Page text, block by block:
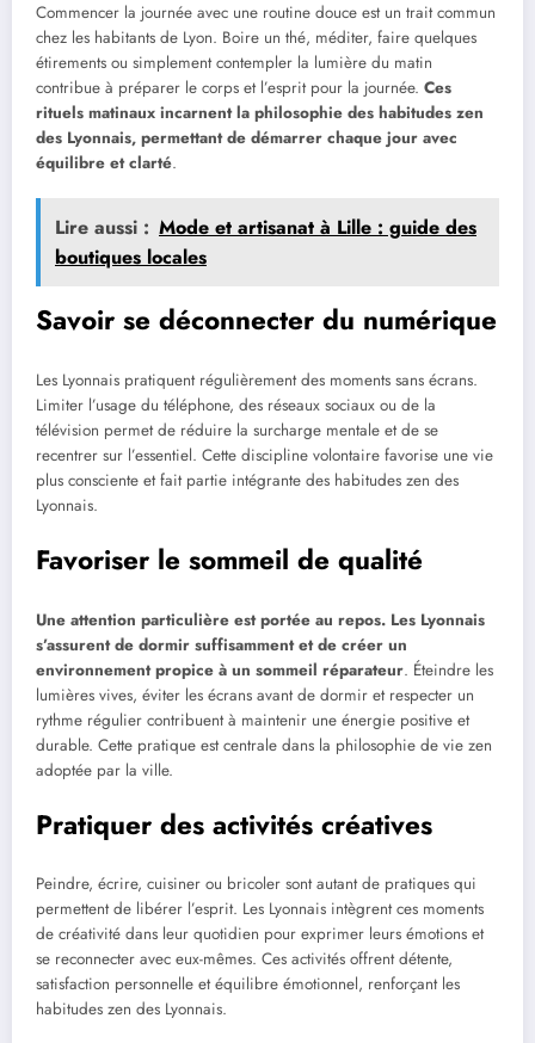
Commencer la journée avec une routine douce est un trait commun
chez les habitants de Lyon. Boire un thé, méditer, faire quelques
étirements ou simplement contempler la lumière du matin
contribue à préparer le corps et l’esprit pour la journée. Ces
rituels matinaux incarnent la philosophie des habitudes zen
des Lyonnais, permettant de démarrer chaque jour avec
équilibre et clarté.
Lire aussi : Mode et artisanat à Lille : guide des
boutiques locales
Savoir se déconnecter du numérique
Les Lyonnais pratiquent régulièrement des moments sans écrans.
Limiter l’usage du téléphone, des réseaux sociaux ou de la
télévision permet de réduire la surcharge mentale et de se
recentrer sur l’essentiel. Cette discipline volontaire favorise une vie
plus consciente et fait partie intégrante des habitudes zen des
Lyonnais.
Favoriser le sommeil de qualité
Une attention particulière est portée au repos. Les Lyonnais
s’assurent de dormir suffisamment et de créer un
environnement propice à un sommeil réparateur. Éteindre les
lumières vives, éviter les écrans avant de dormir et respecter un
rythme régulier contribuent à maintenir une énergie positive et
durable. Cette pratique est centrale dans la philosophie de vie zen
adoptée par la ville.
Pratiquer des activités créatives
Peindre, écrire, cuisiner ou bricoler sont autant de pratiques qui
permettent de libérer l’esprit. Les Lyonnais intègrent ces moments
de créativité dans leur quotidien pour exprimer leurs émotions et
se reconnecter avec eux-mêmes. Ces activités offrent détente,
satisfaction personnelle et équilibre émotionnel, renforçant les
habitudes zen des Lyonnais.